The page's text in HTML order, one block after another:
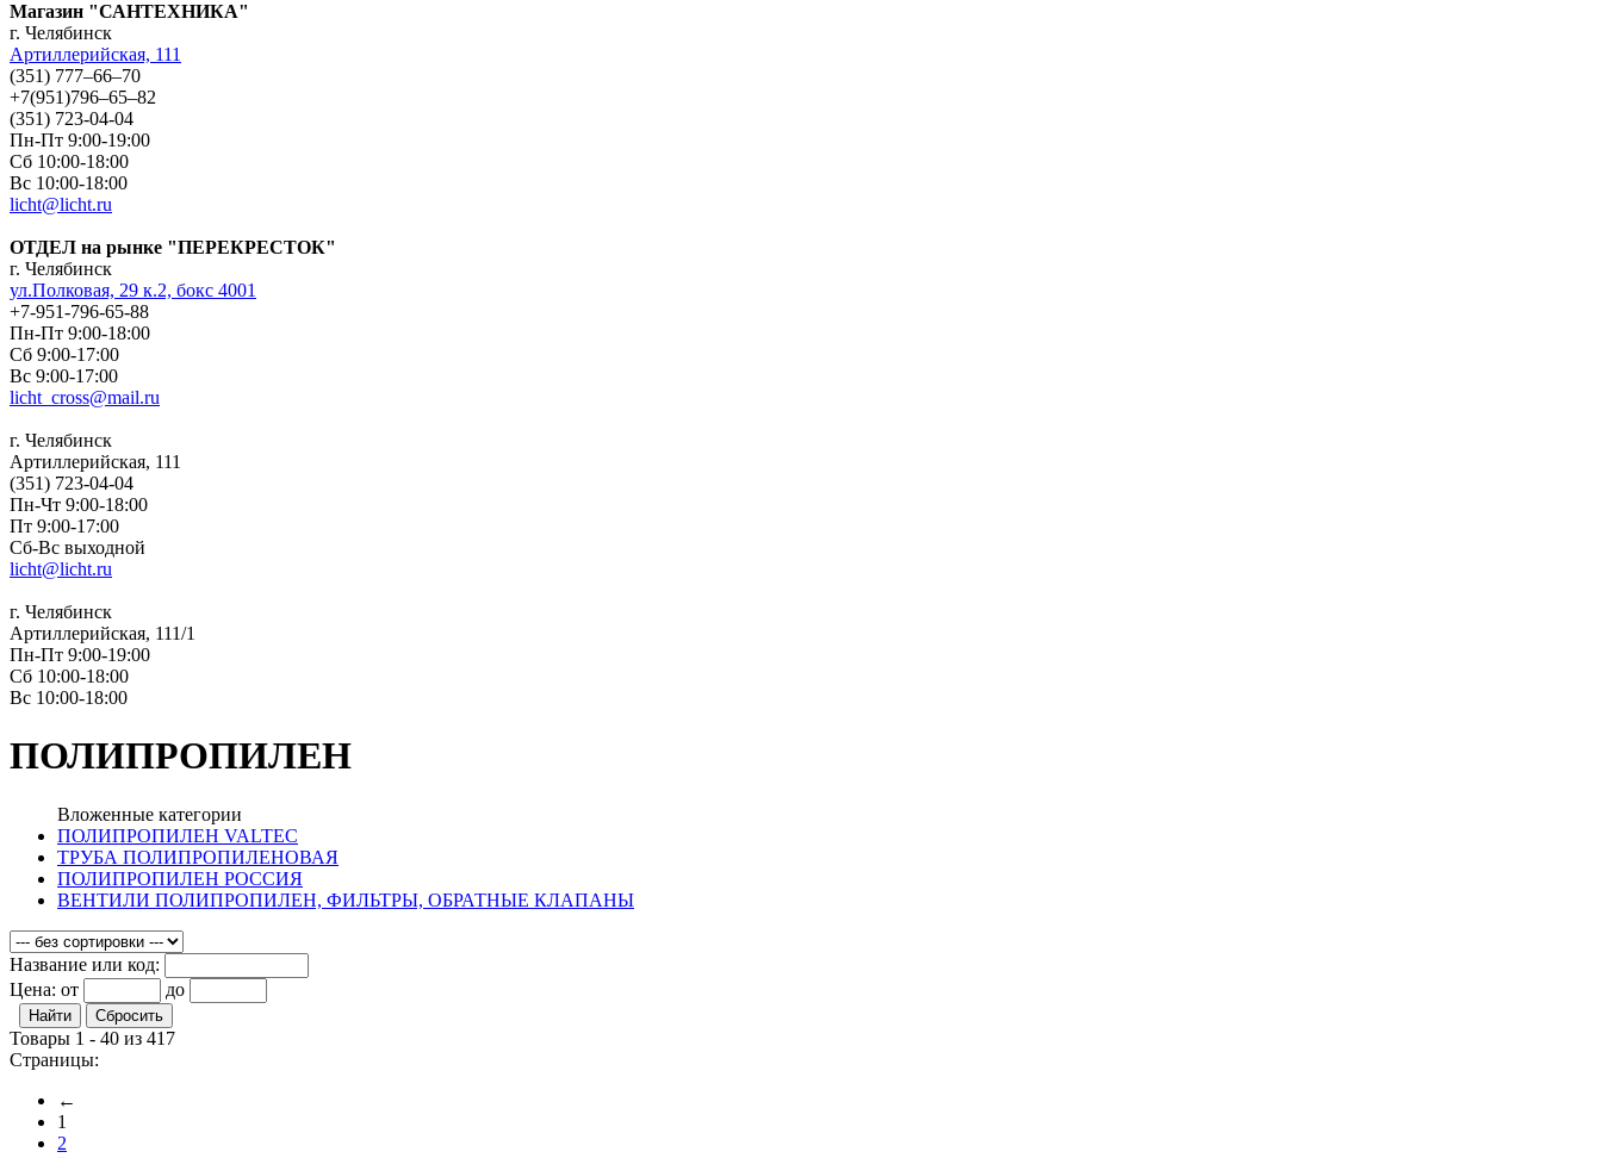
Магазин "САНТЕХНИКА"
г. Челябинск
Артиллерийская, 111
(351) 777‒66‒70
+7(951)796‒65‒82
(351) 723-04-04
Пн-Пт 9:00-19:00
Сб 10:00-18:00
Вс 10:00-18:00
licht@licht.ru
ОТДЕЛ на рынке "ПЕРЕКРЕСТОК"
г. Челябинск
ул.Полковая, 29 к.2, бокс 4001
+7-951-796-65-88
Пн-Пт 9:00-18:00
Сб 9:00-17:00
Вс 9:00-17:00
licht_cross@mail.ru
г. Челябинск
Артиллерийская, 111
(351) 723-04-04
Пн-Чт 9:00-18:00
Пт 9:00-17:00
Сб-Вс выходной
licht@licht.ru
г. Челябинск
Артиллерийская, 111/1
Пн-Пт 9:00-19:00
Сб 10:00-18:00
Вс 10:00-18:00
ПОЛИПРОПИЛЕН
Вложенные категории
ПОЛИПРОПИЛЕН VALTEC
ТРУБА ПОЛИПРОПИЛЕНОВАЯ
ПОЛИПРОПИЛЕН РОССИЯ
ВЕНТИЛИ ПОЛИПРОПИЛЕН, ФИЛЬТРЫ, ОБРАТНЫЕ КЛАПАНЫ
Название или код:
Цена: от до
Товары 1 - 40 из 417
Страницы:
←
1
2